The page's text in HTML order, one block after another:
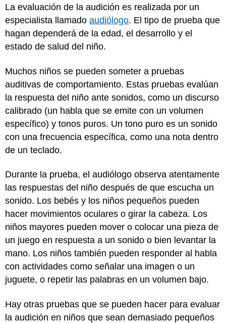
La evaluación de la audición es realizada por un
especialista llamado audiólogo. El tipo de prueba que
hagan dependerá de la edad, el desarrollo y el
estado de salud del niño.
Muchos niños se pueden someter a pruebas
auditivas de comportamiento. Estas pruebas evalúan
la respuesta del niño ante sonidos, como un discurso
calibrado (un habla que se emite con un volumen
específico) y tonos puros. Un tono puro es un sonido
con una frecuencia específica, como una nota dentro
de un teclado.
Durante la prueba, el audiólogo observa atentamente
las respuestas del niño después de que escucha un
sonido. Los bebés y los niños pequeños pueden
hacer movimientos oculares o girar la cabeza. Los
niños mayores pueden mover o colocar una pieza de
un juego en respuesta a un sonido o bien levantar la
mano. Los niños también pueden responder al habla
con actividades como señalar una imagen o un
juguete, o repetir las palabras en un volumen bajo.
Hay otras pruebas que se pueden hacer para evaluar
la audición en niños que sean demasiado pequeños